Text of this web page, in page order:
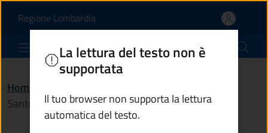
Santuario Madonna
Regione Lombardia(apre in un'altra scheda).
Comune di Predore
Home
Santuario Madonna della Neve in San Gregorio
La lettura del testo non è
supportata
Il tuo browser non supporta la lettura
automatica del testo.